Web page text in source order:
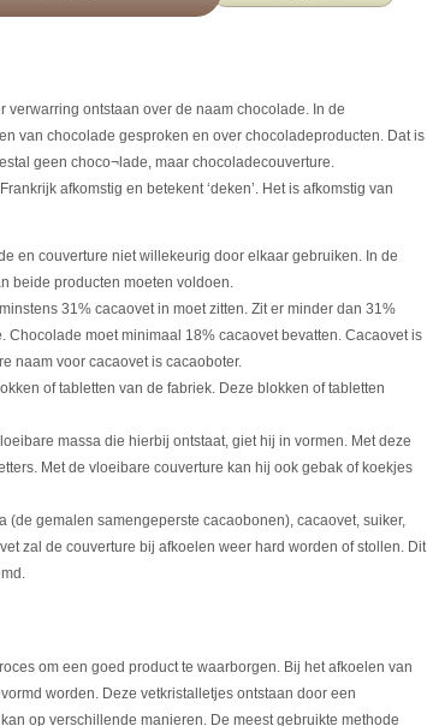
verwarring ontstaan over de naam chocolade. In de
van chocolade gesproken en over chocoladeproducten. Dat is
geen choco¬lade, maar chocoladecouverture.
afkomstig en betekent ‘deken’. Het is afkomstig van
en couverture niet willekeurig door elkaar gebruiken. In de
beide producten moeten voldoen.
31% cacaovet in moet zitten. Zit er minder dan 31%
Chocolade moet minimaal 18% cacaovet bevatten. Cacaovet is
naam voor cacaovet is cacaoboter.
of tabletten van de fabriek. Deze blokken of tabletten
massa die hierbij ontstaat, giet hij in vormen. Met deze
Met de vloeibare couverture kan hij ook gebak of koekjes
(de gemalen samengeperste cacaobonen), cacaovet, suiker,
zal de couverture bij afkoelen weer hard worden of stollen. Dit
om een goed product te waarborgen. Bij het afkoelen van
worden. Deze vetkristalletjes ontstaan door een
op verschillende manieren. De meest gebruikte methode